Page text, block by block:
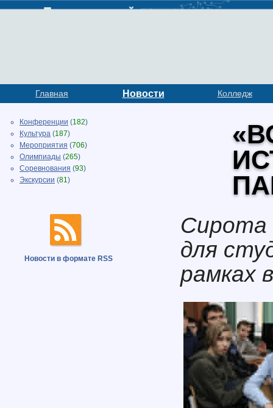
Главная Новости Колледж
Конференции (182)
Культура (187)
Мероприятия (706)
Олимпиады (265)
Соревнования (93)
Экскурсии (81)
Новости в формате RSS
Сирота
для
рамках